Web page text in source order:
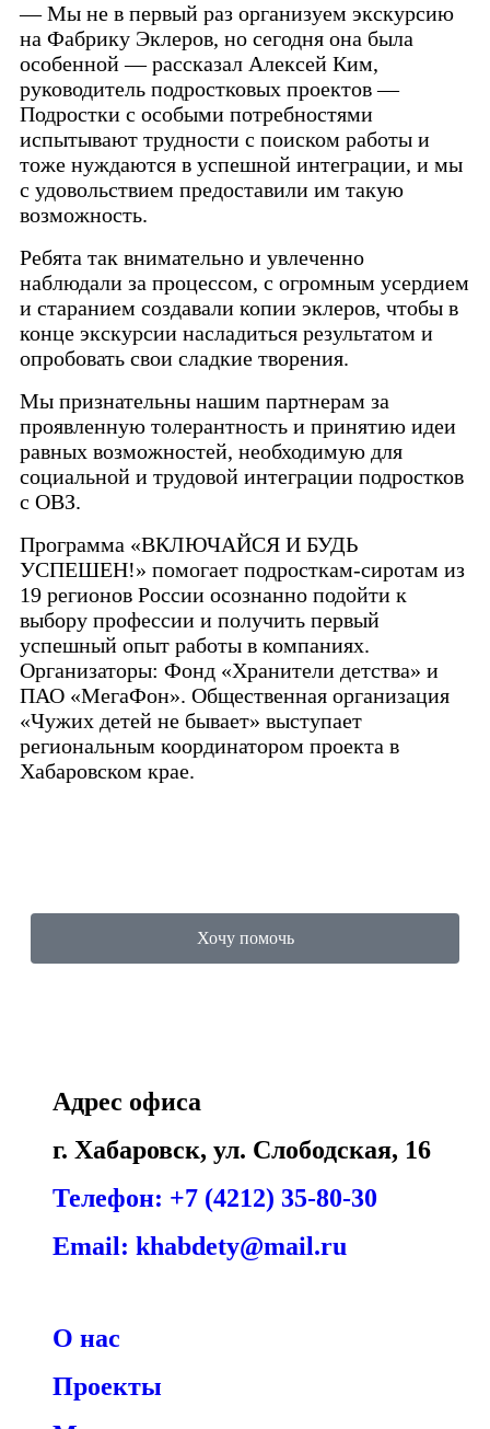
— Мы не в первый раз организуем экскурсию
на Фабрику Эклеров, но сегодня она была
особенной — рассказал Алексей Ким,
руководитель подростковых проектов —
Подростки с особыми потребностями
испытывают трудности с поиском работы и
тоже нуждаются в успешной интеграции, и мы
с удовольствием предоставили им такую
возможность.
Ребята так внимательно и увлеченно
наблюдали за процессом, с огромным усердием
и старанием создавали копии эклеров, чтобы в
конце экскурсии насладиться результатом и
опробовать свои сладкие творения.
Мы признательны нашим партнерам за
проявленную толерантность и принятию идеи
равных возможностей, необходимую для
социальной и трудовой интеграции подростков
с ОВЗ.
Программа «ВКЛЮЧАЙСЯ И БУДЬ
УСПЕШЕН!» помогает подросткам-сиротам из
19 регионов России осознанно подойти к
выбору профессии и получить первый
успешный опыт работы в компаниях.
Организаторы: Фонд «Хранители детства» и
ПАО «МегаФон». Общественная организация
«Чужих детей не бывает» выступает
региональным координатором проекта в
Хабаровском крае.
Хочу помочь
Адрес офиса
г. Хабаровск, ул. Слободская, 16
Телефон: +7 (4212) 35-80-30
Email: khabdety@mail.ru
О нас
Проекты